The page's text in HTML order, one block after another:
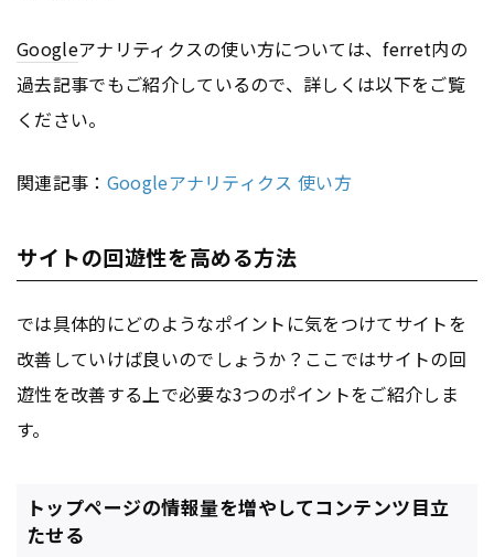
Googleアナリティクスの使い方については、ferret内の
過去記事でもご紹介しているので、詳しくは以下をご覧
ください。
関連記事： Googleアナリティクス 使い方
サイトの回遊性を高める方法
では具体的にどのようなポイントに気をつけてサイトを
改善していけば良いのでしょうか？ここではサイトの回
遊性を改善する上で必要な3つのポイントをご紹介しま
す。
トップページの情報量を増やしてコンテンツ目立
たせる